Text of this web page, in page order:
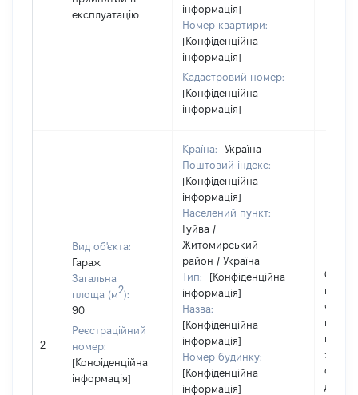
експлуатацію
інформація]
Номер квартири:
[Конфіденційна
інформація]
Кадастровий номер:
[Конфіденційна
інформація]
2
Вид об'єкта:
Гараж
Загальна
площа (м2):
90
Реєстраційний
номер:
[Конфіденційна
інформація]
Країна:
Україна
Поштовий індекс:
[Конфіденційна
інформація]
Населений пункт:
Гуйва /
Житомирський
район / Україна
Тип:
[Конфіденційна
інформація]
Назва:
[Конфіденційна
інформація]
Номер будинку:
[Конфіденційна
інформація]
Об'єкт
за